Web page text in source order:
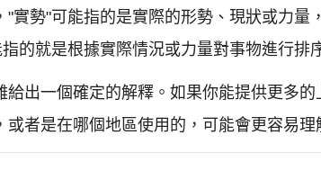
實勢"可能指的是實際的形勢、現狀或力量
的就是根據實際情況或力量對事物進行排
出一個確定的解釋。如果你能提供更多
者是在哪個地區使用的，可能會更容易理